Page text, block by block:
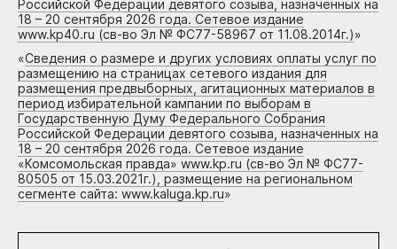
Российской Федерации девятого созыва, назначенных на
18 – 20 сентября 2026 года. Сетевое издание
www.kp40.ru (св-во Эл № ФС77-58967 от 11.08.2014г.)»
«Сведения о размере и других условиях оплаты услуг по
размещению на страницах сетевого издания для
размещения предвыборных, агитационных материалов в
период избирательной кампании по выборам в
Государственную Думу Федерального Собрания
Российской Федерации девятого созыва, назначенных на
18 – 20 сентября 2026 года. Сетевое издание
«Комсомольская правда» www.kp.ru (св-во Эл № ФС77-
80505 от 15.03.2021г.), размещение на региональном
сегменте сайта: www.kaluga.kp.ru»